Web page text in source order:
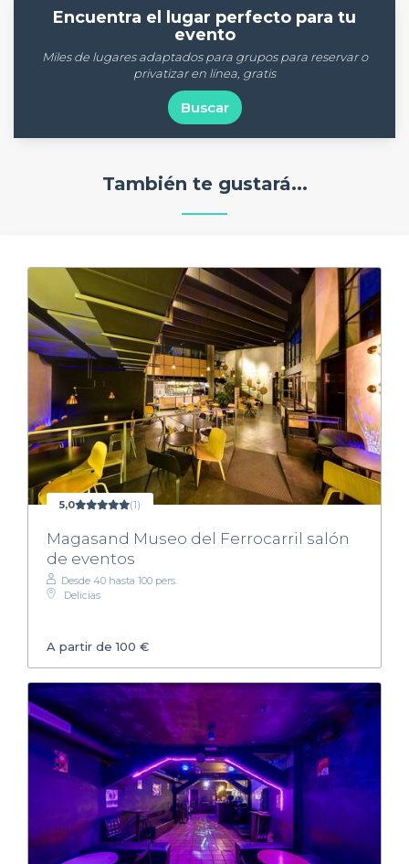
Encuentra el lugar perfecto para tu
evento
Miles de lugares adaptados para grupos para reservar o
privatizar en línea, gratis
Buscar
También te gustará...
5,0 (1)
Magasand Museo del Ferrocarril salón
de eventos
Desde 40 hasta 100 pers.
Delicias
A partir de 100 €